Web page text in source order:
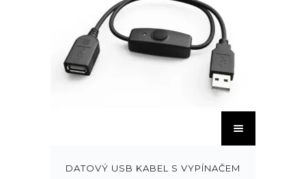
DATOVÝ USB KABEL S VYPÍNAČEM
T
e
n
t